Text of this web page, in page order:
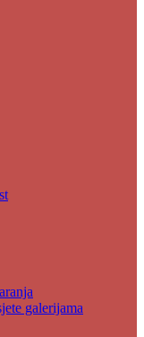
galerijama